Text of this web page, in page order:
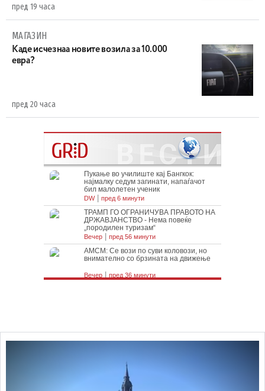
пред 19 часа
МАГАЗИН
Каде исчезнаа новите возила за 10.000
евра?
пред 20 часа